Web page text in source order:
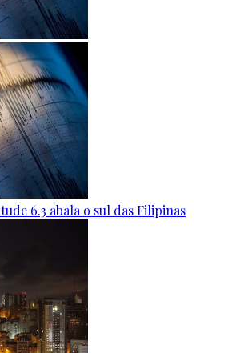
6.3 abala o sul das Filipinas